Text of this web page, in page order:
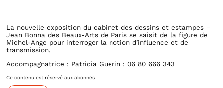
La nouvelle exposition du cabinet des dessins et estampes –
Jean Bonna des Beaux-Arts de Paris se saisit de la figure de
Michel-Ange pour interroger la notion d’influence et de
transmission.
Accompagnatrice : Patricia Guerin : 06 80 666 343
Ce contenu est réservé aux abonnés